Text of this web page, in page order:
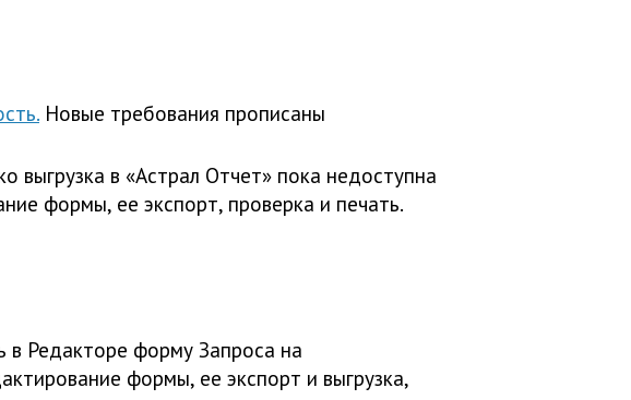
Новые требования прописаны
в «Астрал Отчет» пока недоступна
формы, ее экспорт, проверка и печать.
в Редакторе форму Запроса на
формы, ее экспорт и выгрузка,